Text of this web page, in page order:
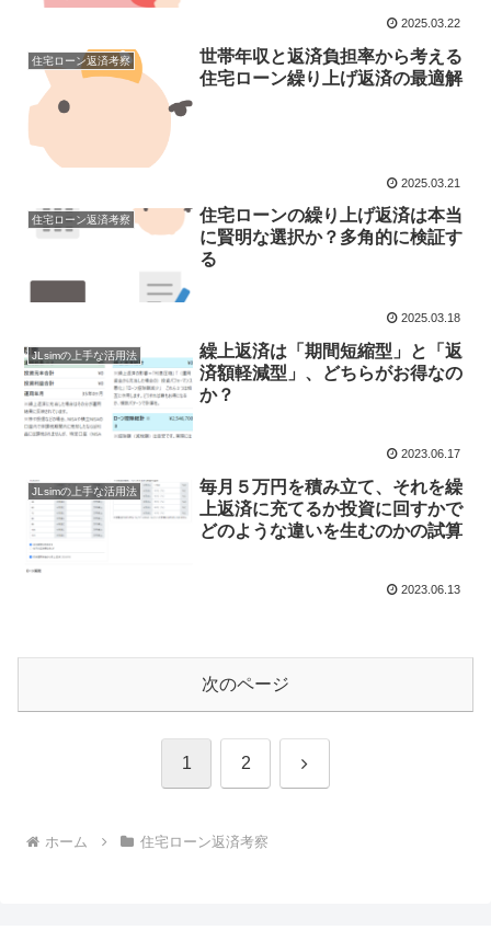
2025.03.22
住宅ローン返済考察
世帯年収と返済負担率から考える
住宅ローン繰り上げ返済の最適解
2025.03.21
住宅ローン返済考察
住宅ローンの繰り上げ返済は本当
に賢明な選択か？多角的に検証す
る
2025.03.18
JLsimの上手な活用法
繰上返済は「期間短縮型」と「返
済額軽減型」、どちらがお得なの
か？
2023.06.17
JLsimの上手な活用法
毎月５万円を積み立て、それを繰
上返済に充てるか投資に回すかで
どのような違いを生むのかの試算
2023.06.13
次のページ
1 2 次
ホーム 住宅ローン返済考察